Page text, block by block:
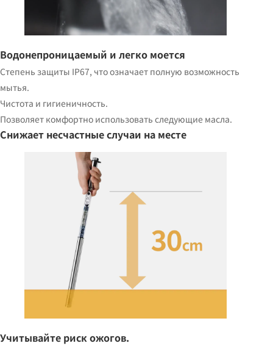
Водонепроницаемый и легко моется
Степень защиты IP67, что означает полную возможность
мытья.
Чистота и гигиеничность.
Позволяет комфортно использовать следующие масла.
Снижает несчастные случаи на месте
Учитывайте риск ожогов.